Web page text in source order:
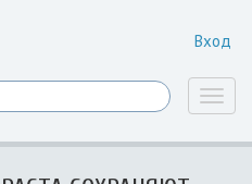
Вход